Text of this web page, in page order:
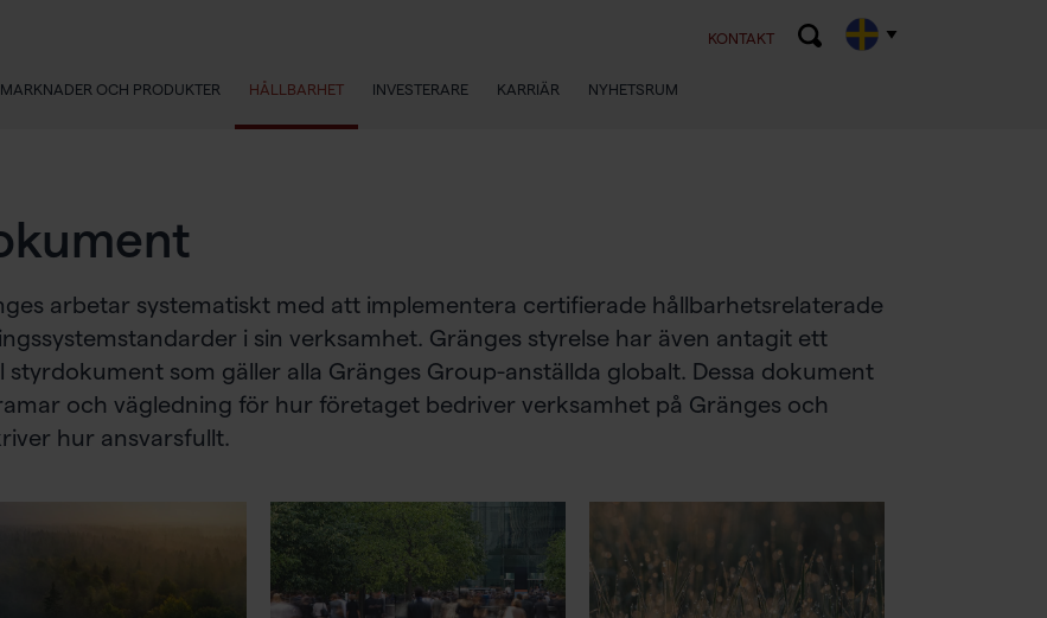
KONTAKT
MARKNADER OCH PRODUKTER HÅLLBARHET INVESTERARE KARRIÄR NYHETSRUM
arbetar systematiskt med att implementera certifierade hållbarhetsrelaterade
i sin verksamhet. Gränges styrelse har även antagit ett
styrdokument som gäller alla Gränges Group-anställda globalt. Dessa dokument
och vägledning för hur företaget bedriver verksamhet på Gränges och
hur ansvarsfullt.